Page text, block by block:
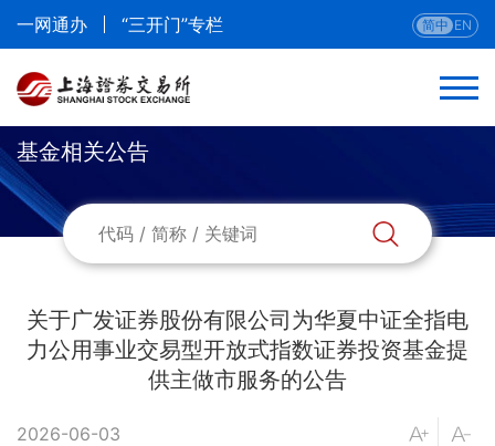
一网通办 “三开门”专栏 简中 EN
基金相关公告
关于广发证券股份有限公司为华夏中证全指电
力公用事业交易型开放式指数证券投资基金提
供主做市服务的公告
2026-06-03